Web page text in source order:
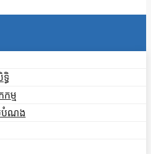
ធិ
ម្ម
បំណង